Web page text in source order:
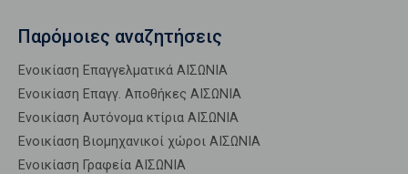
Παρόμοιες αναζητήσεις
Ενοικίαση Επαγγελματικά ΑΙΣΩΝΙΑ
Ενοικίαση Επαγγ. Αποθήκες ΑΙΣΩΝΙΑ
Ενοικίαση Αυτόνομα κτίρια ΑΙΣΩΝΙΑ
Ενοικίαση Βιομηχανικοί χώροι ΑΙΣΩΝΙΑ
Ενοικίαση Γραφεία ΑΙΣΩΝΙΑ